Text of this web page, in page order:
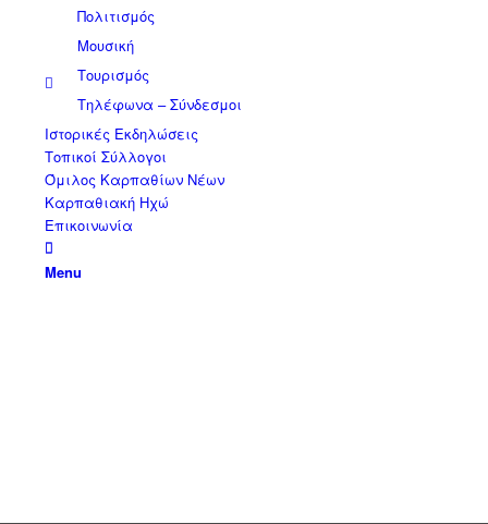
Πολιτισμός
Μουσική
Τουρισμός
Τηλέφωνα – Σύνδεσμοι
Ιστορικές Εκδηλώσεις
Τοπικοί Σύλλογοι
Όμιλος Καρπαθίων Νέων
Καρπαθιακή Ηχώ
Επικοινωνία
Menu